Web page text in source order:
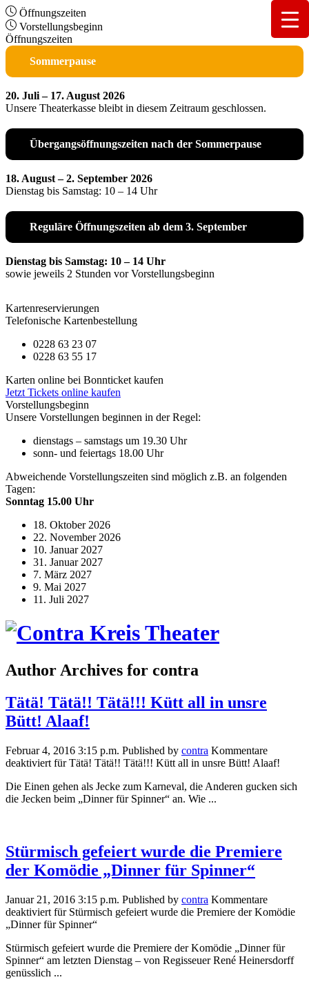
Öffnungszeiten
Vorstellungsbeginn
Öffnungszeiten
Sommerpause
20. Juli – 17. August 2026
Unsere Theaterkasse bleibt in diesem Zeitraum geschlossen.
Übergangsöffnungszeiten nach der Sommerpause
18. August – 2. September 2026
Dienstag bis Samstag: 10 – 14 Uhr
Reguläre Öffnungszeiten ab dem 3. September
Dienstag bis Samstag: 10 – 14 Uhr
sowie jeweils 2 Stunden vor Vorstellungsbeginn
Kartenreservierungen
Telefonische Kartenbestellung
0228 63 23 07
0228 63 55 17
Karten online bei Bonnticket kaufen
Jetzt Tickets online kaufen
Vorstellungsbeginn
Unsere Vorstellungen beginnen in der Regel:
dienstags – samstags um 19.30 Uhr
sonn- und feiertags 18.00 Uhr
Abweichende Vorstellungszeiten sind möglich z.B. an folgenden
Tagen:
Sonntag 15.00 Uhr
18. Oktober 2026
22. November 2026
10. Januar 2027
31. Januar 2027
7. März 2027
9. Mai 2027
11. Juli 2027
Author Archives for contra
Tätä! Tätä!! Tätä!!! Kütt all in unsre
Bütt! Alaaf!
Februar 4, 2016 3:15 p.m. Published by contra Kommentare
deaktiviert für Tätä! Tätä!! Tätä!!! Kütt all in unsre Bütt! Alaaf!
Die Einen gehen als Jecke zum Karneval, die Anderen gucken sich
die Jecken beim „Dinner für Spinner“ an. Wie ...
Stürmisch gefeiert wurde die Premiere
der Komödie „Dinner für Spinner“
Januar 21, 2016 3:15 p.m. Published by contra Kommentare
deaktiviert für Stürmisch gefeiert wurde die Premiere der Komödie
„Dinner für Spinner“
Stürmisch gefeiert wurde die Premiere der Komödie „Dinner für
Spinner“ am letzten Dienstag – von Regisseuer René Heinersdorff
genüsslich ...